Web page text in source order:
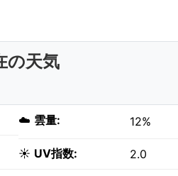
の天気
☁️ 雲量: 12%
☀️ UV指数: 2.0